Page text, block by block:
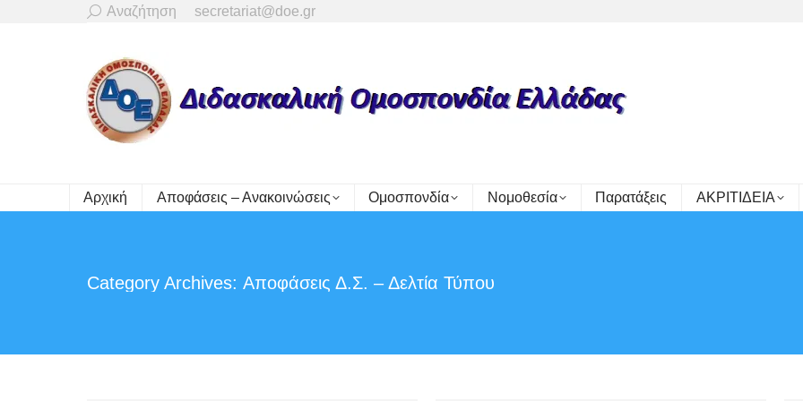
Search:
Αναζήτηση secretariat@doe.gr
Αρχική Αποφάσεις – Ανακοινώσεις Ομοσπονδία Νομοθεσία Παρατάξεις ΑΚΡΙΤΙΔΕΙΑ
Category Archives: Αποφάσεις Δ.Σ. – Δελτία Τύπου